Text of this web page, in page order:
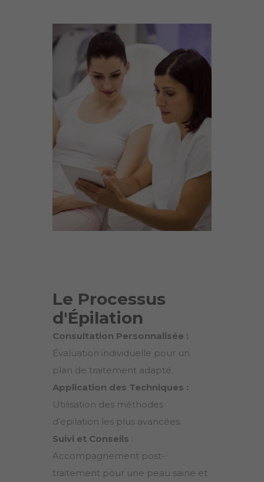
Le Processus
d'Épilation
Consultation Personnalisée :
Évaluation individuelle pour un
plan de traitement adapté.
Application des Techniques :
Utilisation des méthodes
d’épilation les plus avancées.
Suivi et Conseils :
Accompagnement post-
traitement pour une peau saine et